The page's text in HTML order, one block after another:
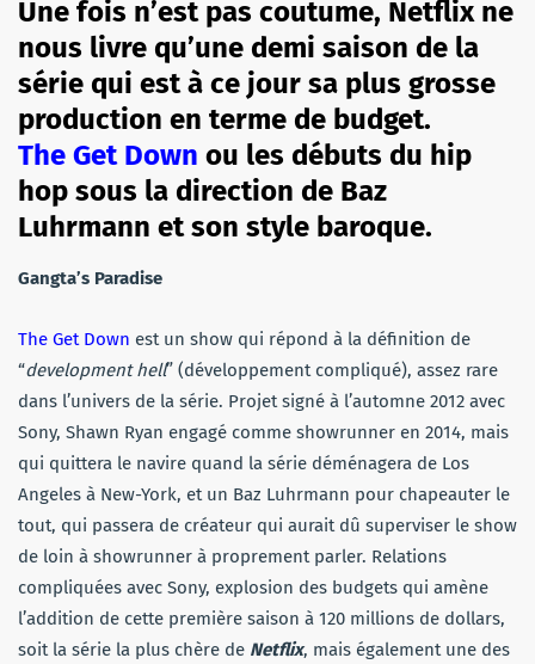
Une fois n’est pas coutume, Netflix ne
nous livre qu’une demi saison de la
série qui est à ce jour sa plus grosse
production en terme de budget.
The Get Down ou les débuts du hip
hop sous la direction de Baz
Luhrmann et son style baroque.
Gangta’s Paradise
The Get Down est un show qui répond à la définition de
“development hell” (développement compliqué), assez rare
dans l’univers de la série. Projet signé à l’automne 2012 avec
Sony, Shawn Ryan engagé comme showrunner en 2014, mais
qui quittera le navire quand la série déménagera de Los
Angeles à New-York, et un Baz Luhrmann pour chapeauter le
tout, qui passera de créateur qui aurait dû superviser le show
de loin à showrunner à proprement parler. Relations
compliquées avec Sony, explosion des budgets qui amène
l’addition de cette première saison à 120 millions de dollars,
soit la série la plus chère de Netflix, mais également une des